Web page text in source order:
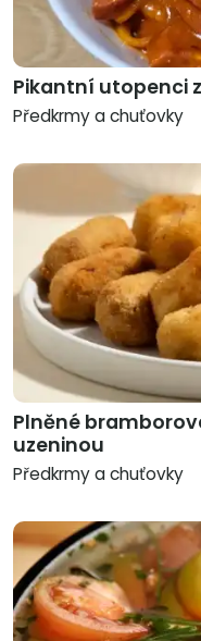
Pikantní utopenci
Předkrmy a chuťovky
Plněné
uzeninou
Předkrmy a chuťovky